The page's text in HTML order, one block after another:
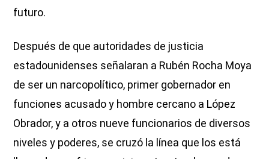
futuro.
Después de que autoridades de justicia
estadounidenses señalaran a Rubén Rocha Moya
de ser un narcopolítico, primer gobernador en
funciones acusado y hombre cercano a López
Obrador, y a otros nueve funcionarios de diversos
niveles y poderes, se cruzó la línea que los está